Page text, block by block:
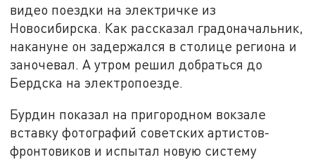
видео поездки на электричке из
Новосибирска. Как рассказал градоначальник,
накануне он задержался в столице региона и
заночевал. А утром решил добраться до
Бердска на электропоезде.
Бурдин показал на пригородном вокзале
вставку фотографий советских артистов-
фронтовиков и испытал новую систему